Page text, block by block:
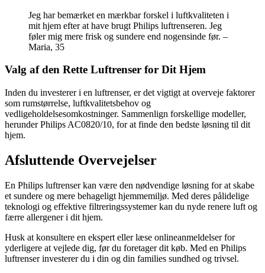
Jeg har bemærket en mærkbar forskel i luftkvaliteten i
mit hjem efter at have brugt Philips luftrenseren. Jeg
føler mig mere frisk og sundere end nogensinde før. –
Maria, 35
Valg af den Rette Luftrenser for Dit Hjem
Inden du investerer i en luftrenser, er det vigtigt at overveje faktorer
som rumstørrelse, luftkvalitetsbehov og
vedligeholdelsesomkostninger. Sammenlign forskellige modeller,
herunder Philips AC0820/10, for at finde den bedste løsning til dit
hjem.
Afsluttende Overvejelser
En Philips luftrenser kan være den nødvendige løsning for at skabe
et sundere og mere behageligt hjemmemiljø. Med deres pålidelige
teknologi og effektive filtreringssystemer kan du nyde renere luft og
færre allergener i dit hjem.
Husk at konsultere en ekspert eller læse onlineanmeldelser for
yderligere at vejlede dig, før du foretager dit køb. Med en Philips
luftrenser investerer du i din og din families sundhed og trivsel.